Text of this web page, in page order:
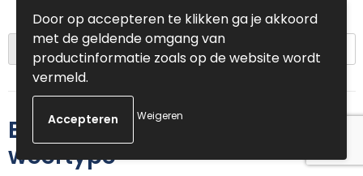
1 2 Volgende
Bedrukte paraplu's voor elk
weertype
Door op accepteren te klikken ga je akkoord
met de geldende omgang van
productinformatie zoals op de website wordt
vermeld.
Weigeren